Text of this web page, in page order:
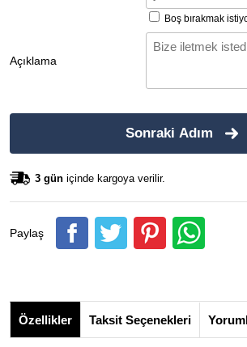
Boş bırakmak
Açıklama
Sonraki Adım
3 gün içinde kargoya verilir.
Paylaş
Özellikler Taksit Seçenekleri